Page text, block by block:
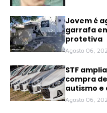
Jovem é
garrafa
protetiva
Agosto 06,
STF
compra
autismo e
Agosto 06,